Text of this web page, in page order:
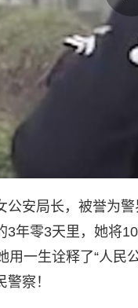
安局长，被誉为
3年零3天里，她将
一生诠释了“人民
察！